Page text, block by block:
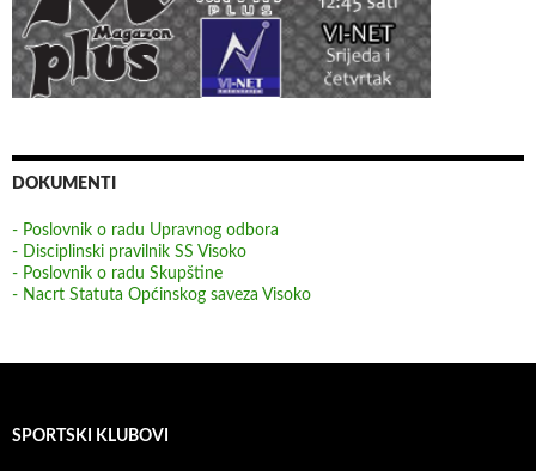
DOKUMENTI
- Poslovnik o radu Upravnog odbora
- Disciplinski pravilnik SS Visoko
- Poslovnik o radu Skupštine
- Nacrt Statuta Općinskog saveza Visoko
SPORTSKI KLUBOVI